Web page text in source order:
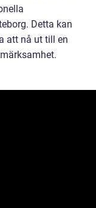
Detta kan
att nå ut till en